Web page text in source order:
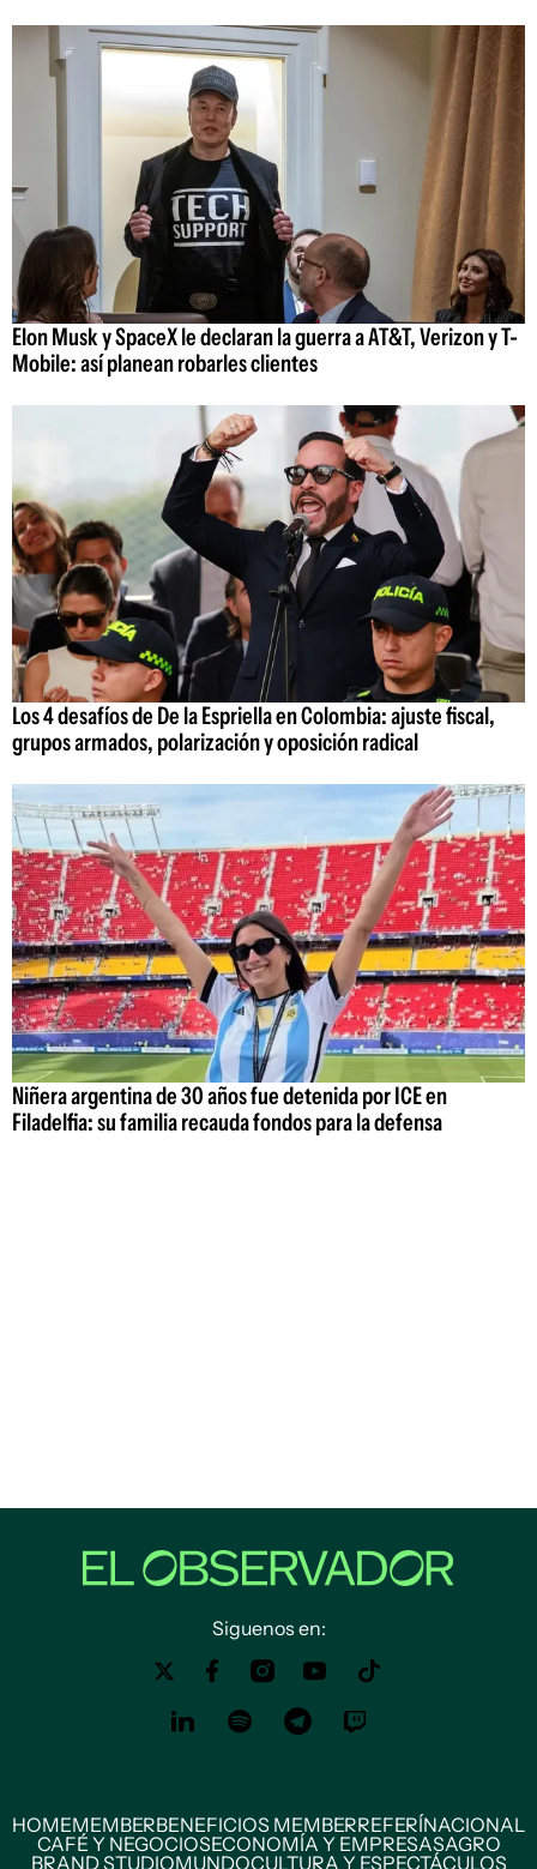
Elon Musk y SpaceX le declaran la guerra a AT&T, Verizon y T-
Mobile: así planean robarles clientes
Los 4 desafíos de De la Espriella en Colombia: ajuste fiscal,
grupos armados, polarización y oposición radical
Niñera argentina de 30 años fue detenida por ICE en
Filadelfia: su familia recauda fondos para la defensa
Siguenos en:
HOMEMEMBERBENEFICIOS MEMBERREFERÍNACIONAL
CAFÉ Y NEGOCIOSECONOMÍA Y EMPRESASAGRO
BRAND STUDIOMUNDOCULTURA Y ESPECTÁCULOS